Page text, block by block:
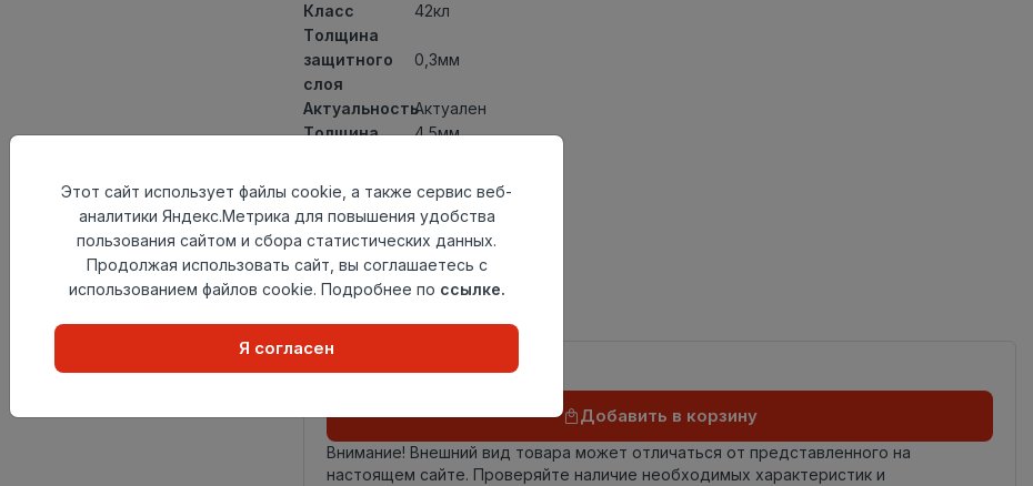
Класс
42кл
Толщина
защитного
слоя
0,3мм
АктуальностьАктуален
Толщина
4,5мм
доски
Теплый пол
до +27 градусов
Способ
укладки
Замковый метод
Фаска
Страна
происхождения
Осталось102 упак
Добавить в корзину
Внимание! Внешний вид товара может отличаться от представленного на
настоящем сайте. Проверяйте наличие необходимых характеристик и
Этот сайт использует файлы cookie, а также сервис веб-
аналитики Яндекс.Метрика для повышения удобства
пользования сайтом и сбора статистических данных.
Продолжая использовать сайт, вы соглашаетесь с
использованием файлов cookie. Подробнее по ссылке.
Я согласен